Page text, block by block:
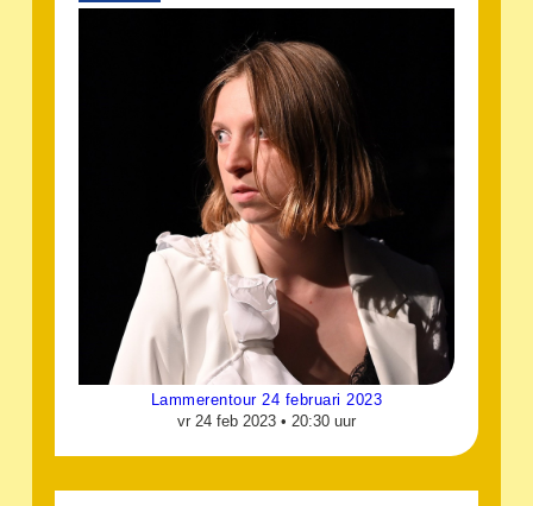
Lammerentour 24 februari 2023
vr 24 feb 2023 • 20:30 uur